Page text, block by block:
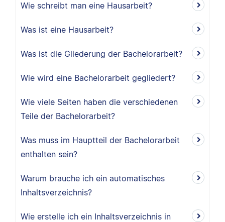
Wie schreibt man eine Hausarbeit?
Was ist eine Hausarbeit?
Was ist die Gliederung der Bachelorarbeit?
Wie wird eine Bachelorarbeit gegliedert?
Wie viele Seiten haben die verschiedenen
Teile der Bachelorarbeit?
Was muss im Hauptteil der Bachelorarbeit
enthalten sein?
Warum brauche ich ein automatisches
Inhaltsverzeichnis?
Wie erstelle ich ein Inhaltsverzeichnis in